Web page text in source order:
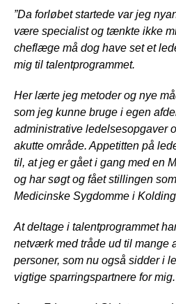
”Da forløbet startede var jeg
være specialist og tænkte ikke
cheflæge må dog have set et
mig til talentprogrammet.
Her lærte jeg metoder og nye
som jeg kunne bruge i egen
administrative ledelsesopgaver
akutte område. Appetitten på
til, at jeg er gået i gang med en
og har søgt og fået stillingen
Medicinske Sygdomme i
At deltage i talentprogrammet
netværk med tråde ud til mange
personer, som nu også sidder i
vigtige sparringspartnere for